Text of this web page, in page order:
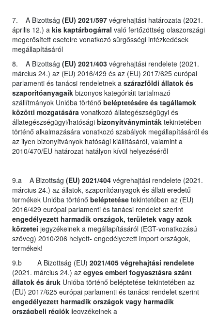
7. A Bizottság (EU) 2021/597 végrehajtási határozata (2021.
április 12.) a kis kaptárbogárral való fertőzöttség olaszországi
megerősített eseteire vonatkozó sürgősségi intézkedések
megállapításáról
8. A Bizottság (EU) 2021/403 végrehajtási rendelete (2021.
március 24.) az (EU) 2016/429 és az (EU) 2017/625 európai
parlamenti és tanácsi rendeletnek a szárazföldi állatok és
szaporítóanyagaik bizonyos kategóriáit tartalmazó
szállítmányok Unióba történő beléptetésére és tagállamok
közötti mozgatására vonatkozó állategészségügyi és
állategészségügyi/hatósági bizonyítványminták tekintetében
történő alkalmazására vonatkozó szabályok megállapításáról és
az ilyen bizonyítványok hatósági kiállításáról, valamint a
2010/470/EU határozat hatályon kívül helyezéséről
9.a A Bizottság (EU) 2021/404 végrehajtási rendelete (2021.
március 24.) az állatok, szaporítóanyagok és állati eredetű
termékek Unióba történő beléptetése tekintetében az (EU)
2016/429 európai parlamenti és tanácsi rendelet szerint
engedélyezett harmadik országok, területek vagy azok
körzetei jegyzékeinek a megállapításáról (EGT-vonatkozású
szöveg) 2010/206 helyett- engedélyezett import országok,
termékek!
9.b A Bizottság (EU) 2021/405 végrehajtási rendelete
(2021. március 24.) az egyes emberi fogyasztásra szánt
állatok és áruk Unióba történő beléptetése tekintetében az
(EU) 2017/625 európai parlamenti és tanácsi rendelet szerint
engedélyezett harmadik országok vagy harmadik
országbeli régiók jegyzékeinek a